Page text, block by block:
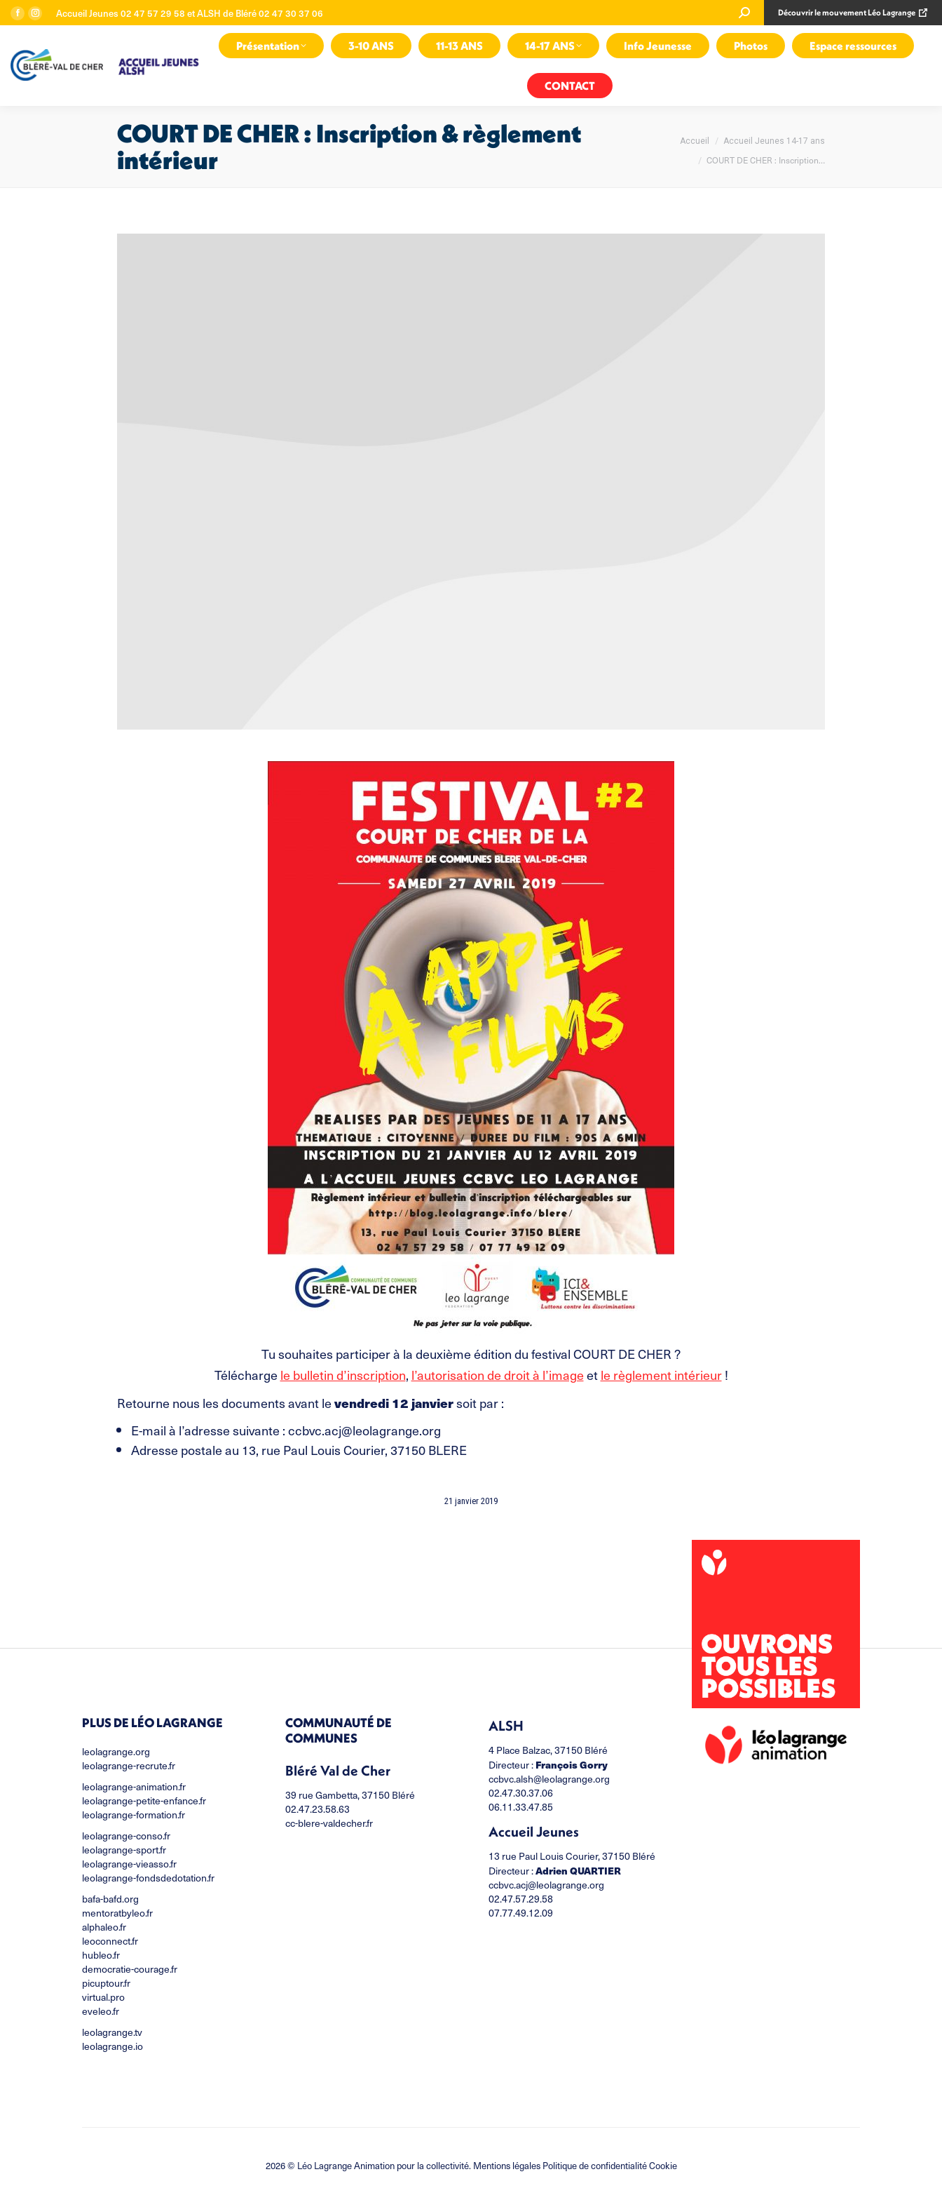
La
Facebook
s'ouvre
dans
La
Instagram
s'ouvre
dans
Accueil Jeunes 02 47 57 29 58 et ALSH de Bléré 02 47 30 37 06
Recherche
:
Découvrir le mouvement Léo Lagrange
Présentation 3-10 ANS 11-13 ANS 14-17 ANS Info Jeunesse Photos Espace ressources
CONTACT
COURT DE CHER : Inscription & règlement
intérieur
Accueil Accueil Jeunes 14-17 ans
COURT DE CHER : Inscription…
Tu souhaites participer à la deuxième édition du festival COURT DE CHER ?
Téléchargele bulletin d’inscription, l’autorisation de droit à l’imageetle règlement intérieur!
Retourne nous les documents avant levendredi 12 janviersoit par :
E-mail à l’adresse suivante : ccbvc.acj@leolagrange.org
Adresse postale au 13, rue Paul Louis Courier, 37150 BLERE
21 janvier 2019
PLUS DE LÉO LAGRANGE
leolagrange.org
leolagrange-recrute.fr
leolagrange-animation.fr
leolagrange-petite-enfance.fr
leolagrange-formation.fr
leolagrange-conso.fr
leolagrange-sport.fr
leolagrange-vieasso.fr
leolagrange-fondsdedotation.fr
bafa-bafd.org
mentoratbyleo.fr
alphaleo.fr
leoconnect.fr
hubleo.fr
democratie-courage.fr
picuptour.fr
virtual.pro
eveleo.fr
leolagrange.tv
leolagrange.io
COMMUNAUTÉ DE
COMMUNES
Bléré Val de Cher
39 rue Gambetta, 37150 Bléré
02.47.23.58.63
cc-blere-valdecher.fr
ALSH
4 Place Balzac, 37150 Bléré
Directeur : François Gorry
ccbvc.alsh@leolagrange.org
02.47.30.37.06
06.11.33.47.85
Accueil Jeunes
13 rue Paul Louis Courier, 37150 Bléré
Directeur :Adrien QUARTIER
ccbvc.acj@leolagrange.org
02.47.57.29.58
07.77.49.12.09
2026 © Léo Lagrange Animationpour la collectivité. Mentions légales Politique de confidentialité Cookie